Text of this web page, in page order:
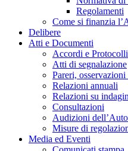
Regolamenti
Come si finanzia
Delibere
Atti e Documenti
Accordi e Protocolli
Atti di segnalazione
Pareri,
Relazioni annuali
Relazioni su
Consultazioni
Audizioni
Misure di
Media ed Eventi